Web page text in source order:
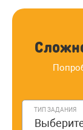
ТИП ЗАДАНИЯ